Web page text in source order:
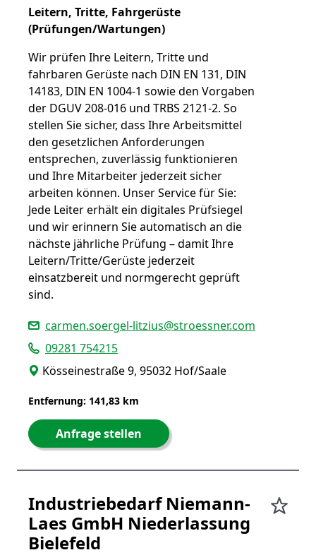
Leitern, Tritte, Fahrgerüste
(Prüfungen/Wartungen)
Wir prüfen Ihre Leitern, Tritte und
fahrbaren Gerüste nach DIN EN 131, DIN
14183, DIN EN 1004-1 sowie den Vorgaben
der DGUV 208-016 und TRBS 2121-2. So
stellen Sie sicher, dass Ihre Arbeitsmittel
den gesetzlichen Anforderungen
entsprechen, zuverlässig funktionieren
und Ihre Mitarbeiter jederzeit sicher
arbeiten können. Unser Service für Sie:
Jede Leiter erhält ein digitales Prüfsiegel
und wir erinnern Sie automatisch an die
nächste jährliche Prüfung – damit Ihre
Leitern/Tritte/Gerüste jederzeit
einsatzbereit und normgerecht geprüft
sind.
carmen.soergel-litzius@stroessner.com
09281 754215
Kösseinestraße 9, 95032 Hof/Saale
Entfernung: 141,83 km
Anfrage stellen
Industriebedarf Niemann-
Laes GmbH Niederlassung
Bielefeld